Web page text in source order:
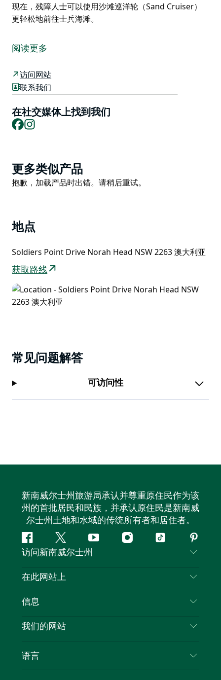
现在，残障人士可以使用沙滩巡洋轮（Sand Cruiser）
更轻松地前往士兵海滩。
夏季东北风来袭时冲浪爱好者的天堂。海滩呈优美的弧
形，长约一公里，遍布礁石，形成美丽的沙质礁石，但也
提醒冲浪者落水时务必小心。
这里全年都有稳定的浪，尤其在涌浪来自南部或东部时浪
况最佳。左侧的定点浪深受长板冲浪者的喜爱，但一旦浪
高超过两米，短板冲浪者也会跃跃欲试。
在浪况好的时候，这里的沙滩浪可以达到世界级水平，特
现在，残障人士可以使用沙滩巡洋轮（Sand Cruiser）
更轻松地前往士兵海滩。
阅读更多
访问网站
联系我们
在社交媒体上找到我们
Facebook
Product
List
更多类似产品
Product
抱歉，加载产品时出错。请稍后重试。
地点
Soldiers Point Drive Norah Head NSW 2263 澳大利亚
获取路线
常见问题解答
可访问性
新南威尔士州旅游局承认并尊重原住民作为该
州的首批居民和民族，并承认原住民是新南威
尔士州土地和水域的传统所有者和居住者。
Facebook叽
叽
喳
YouTubeInstagram
抖
访问新南威尔士州
联系我们
隐私
Cookie 通知
在此网站上
目的地
新南威尔士州公路旅行
活动
信息
旅行信息
新南威尔士州的商业
我们的网站
语言